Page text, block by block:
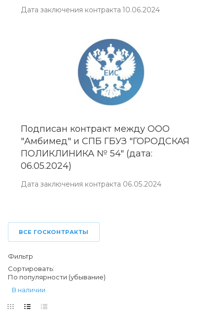
Дата заключения контракта 10.06.2024
Подписан контракт между ООО
"Амбимед" и СПБ ГБУЗ "ГОРОДСКАЯ
ПОЛИКЛИНИКА № 54" (дата:
06.05.2024)
Дата заключения контракта 06.05.2024
ВСЕ ГОСКОНТРАКТЫ
Фильтр
Сортировать:
По популярности (убывание)
В наличии